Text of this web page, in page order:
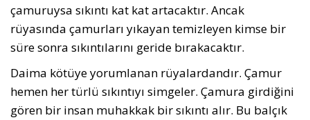
çamuruysa sıkıntı kat kat artacaktır. Ancak
rüyasında çamurları yıkayan temizleyen kimse bir
süre sonra sıkıntılarını geride bırakacaktır.
Daima kötüye yorumlanan rüyalardandır. Çamur
hemen her türlü sıkıntıyı simgeler. Çamura girdiğini
gören bir insan muhakkak bir sıkıntı alır. Bu balçık